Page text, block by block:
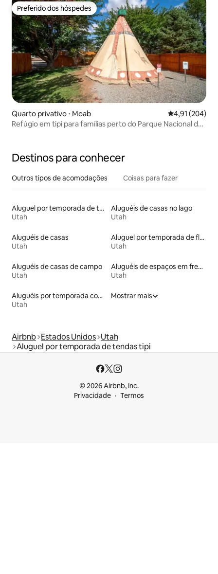
Preferido dos hóspedes
Preferido dos hóspedes
Quarto privativo ⋅ Moab 4,91 de uma
4,91 (204)
Refúgio em tipi para famílias perto do Parque Nacional de
Destinos para conhecer
Outros tipos de acomodações Coisas para fazer
Aluguel por temporada de townhouses
Utah
Aluguéis de casas no lago
Utah
Aluguéis de casas
Utah
Aluguel por temporada de flats
Utah
Aluguéis de casas de campo
Utah
Aluguéis de espaços em frente à praia
Utah
Aluguéis por temporada com café da manhã
Utah
Mostrar mais
Airbnb Estados Unidos Utah
Aluguel por temporada de tendas tipi
© 2026 Airbnb, Inc.
Privacidade
Termos